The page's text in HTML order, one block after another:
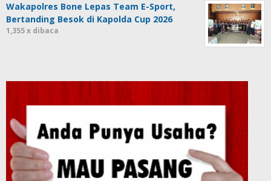
Wakapolres Bone Lepas Team E-Sport,
Bertanding Besok di Kapolda Cup 2026
1,355 x dibaca